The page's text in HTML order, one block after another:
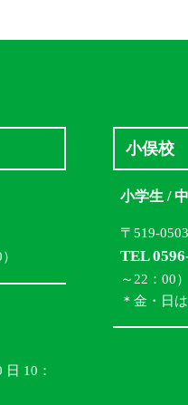
10：
小俣校
小学生 /
〒519-
TEL
～22：00）
＊金・日